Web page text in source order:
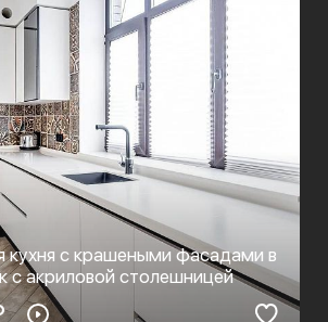
кухня с крашеными фасадами в
c акриловой столешницей